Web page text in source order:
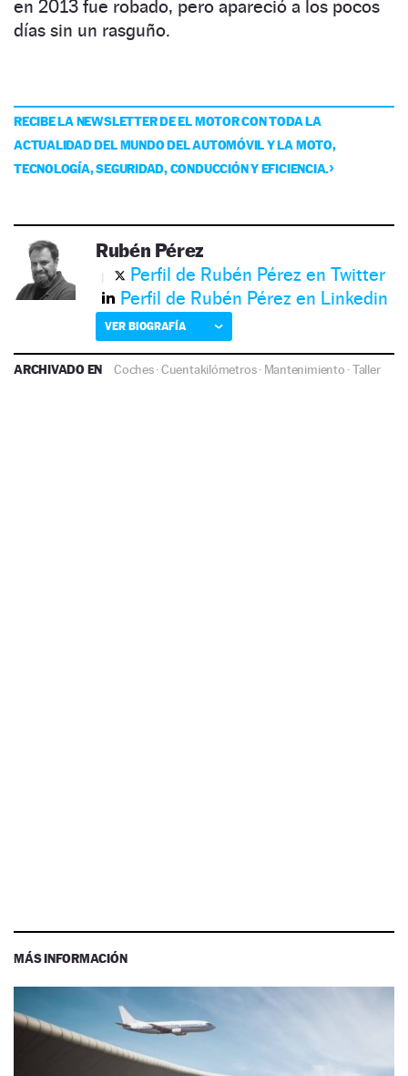
en 2013 fue robado, pero apareció a los pocos
días sin un rasguño.
RECIBE LA NEWSLETTER DE EL MOTOR CON TODA LA
ACTUALIDAD DEL MUNDO DEL AUTOMÓVIL Y LA MOTO,
TECNOLOGÍA, SEGURIDAD, CONDUCCIÓN Y EFICIENCIA.
Rubén Pérez
Perfil de Rubén Pérez en Twitter
Perfil de Rubén Pérez en Linkedin
VER BIOGRAFÍA
ARCHIVADO EN Coches·Cuentakilómetros· Mantenimiento ·Taller
MÁS INFORMACIÓN